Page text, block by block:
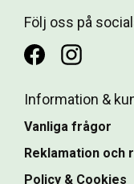
Följ oss på
Information &
Vanliga frågor
Reklamation och
Policy & Cookies